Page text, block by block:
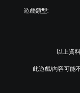
遊戲類型:
以上資
此遊戲/內容可能